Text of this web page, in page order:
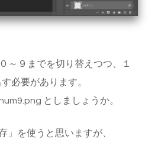
～９までを切り替えつつ、１
必要があります。
としましょうか。
」を使うと思いますが、